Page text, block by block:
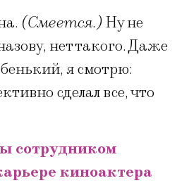
(Смеется.)Ну не
нет такого. Даже
я смотрю:
сделал все, что
сотрудником
киноактера